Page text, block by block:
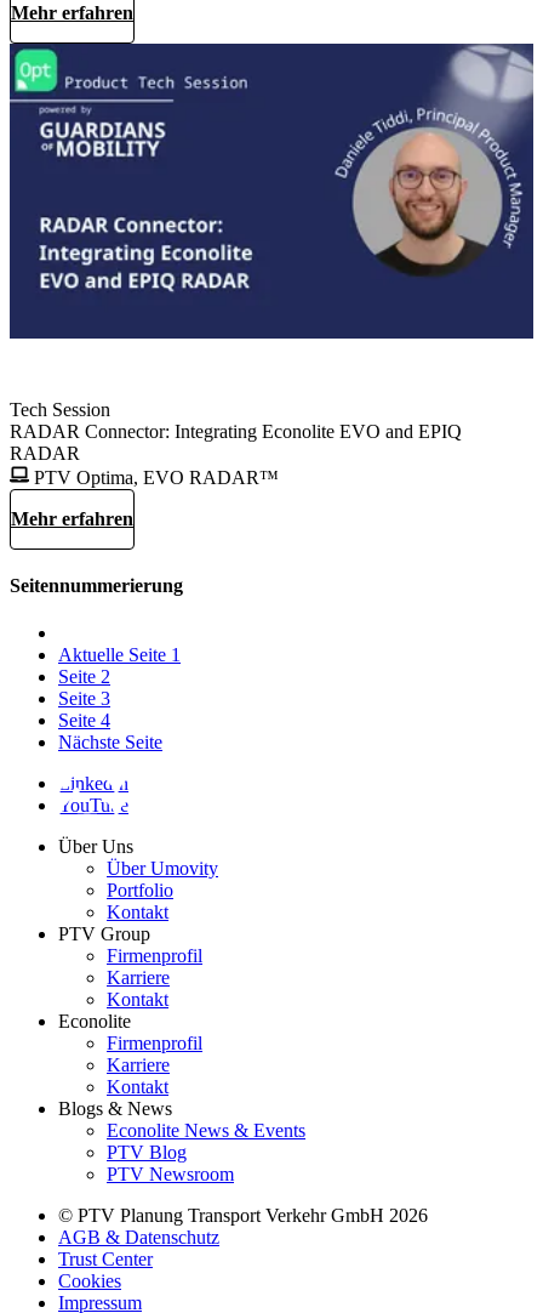
Mehr erfahren
Tech Session
RADAR Connector: Integrating Econolite EVO and EPIQ
RADAR
PTV Optima, EVO RADAR™
Mehr erfahren
Seitennummerierung
Aktuelle Seite 1
Seite 2
Seite 3
Seite 4
Nächste Seite
LinkedIn
YouTube
Über Uns
Über Umovity
Portfolio
Kontakt
PTV Group
Firmenprofil
Karriere
Kontakt
Econolite
Firmenprofil
Karriere
Kontakt
Blogs & News
Econolite News & Events
PTV Blog
PTV Newsroom
© PTV Planung Transport Verkehr GmbH 2026
AGB & Datenschutz
Trust Center
Cookies
Impressum